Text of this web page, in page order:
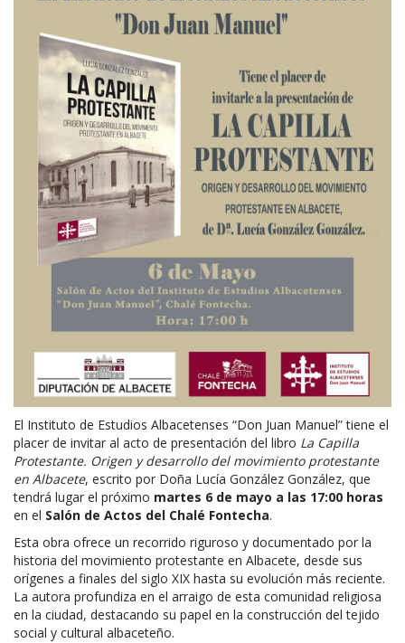
El Instituto de Estudios Albacetenses “Don Juan Manuel” tiene el
placer de invitar al acto de presentación del libro La Capilla
Protestante. Origen y desarrollo del movimiento protestante
en Albacete, escrito por Doña Lucía González González, que
tendrá lugar el próximo martes 6 de mayo a las 17:00 horas
en el Salón de Actos del Chalé Fontecha.
Esta obra ofrece un recorrido riguroso y documentado por la
historia del movimiento protestante en Albacete, desde sus
orígenes a finales del siglo XIX hasta su evolución más reciente.
La autora profundiza en el arraigo de esta comunidad religiosa
en la ciudad, destacando su papel en la construcción del tejido
social y cultural albaceteño.